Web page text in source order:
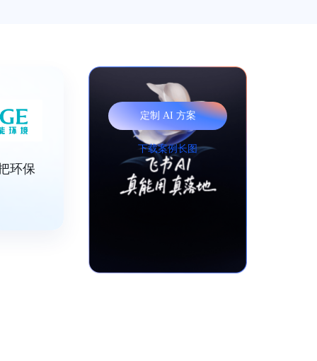
环保
定制 AI 方案
下载案例长图